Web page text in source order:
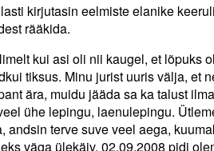
kirjutasin eelmiste elanike
rääkida.
kui asi oli nii kaugel, et lõpuks
tiksus. Minu jurist uuris välja, et
ära, muidu jääda sa ka talust
ühe lepingu, laenulepingu.
andsin terve suve veel aega,
väga ülekäiv. 02.09.2008 pidi